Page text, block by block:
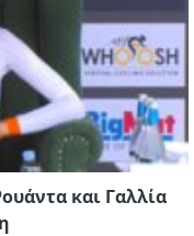
και Γαλλία